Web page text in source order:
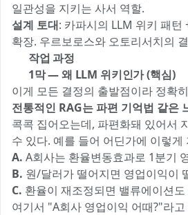
일관성을 지키는 사서 역할.
설계 토대: 카파시의 LLM 위키 패턴
확장. 우르보로스와 오토리서치의
🔧 작업 과정
🧠 1막 — 왜 LLM 위키인가 (핵심)
이게 모든 결정의 출발점이라 정확
전통적인 RAG는 파편 기억법 같은
콕콕 집어오는데, 파편화돼 있어서
수 있다. 예를 들어 어딘가에 이렇게
A. A회사는 환율변동효과로 1분기
B. 원/달러가 떨어지면 영업이익이
C. 환율이 재조정되면 밸류에이션
여기서 "A회사 영업이익 어때?"라